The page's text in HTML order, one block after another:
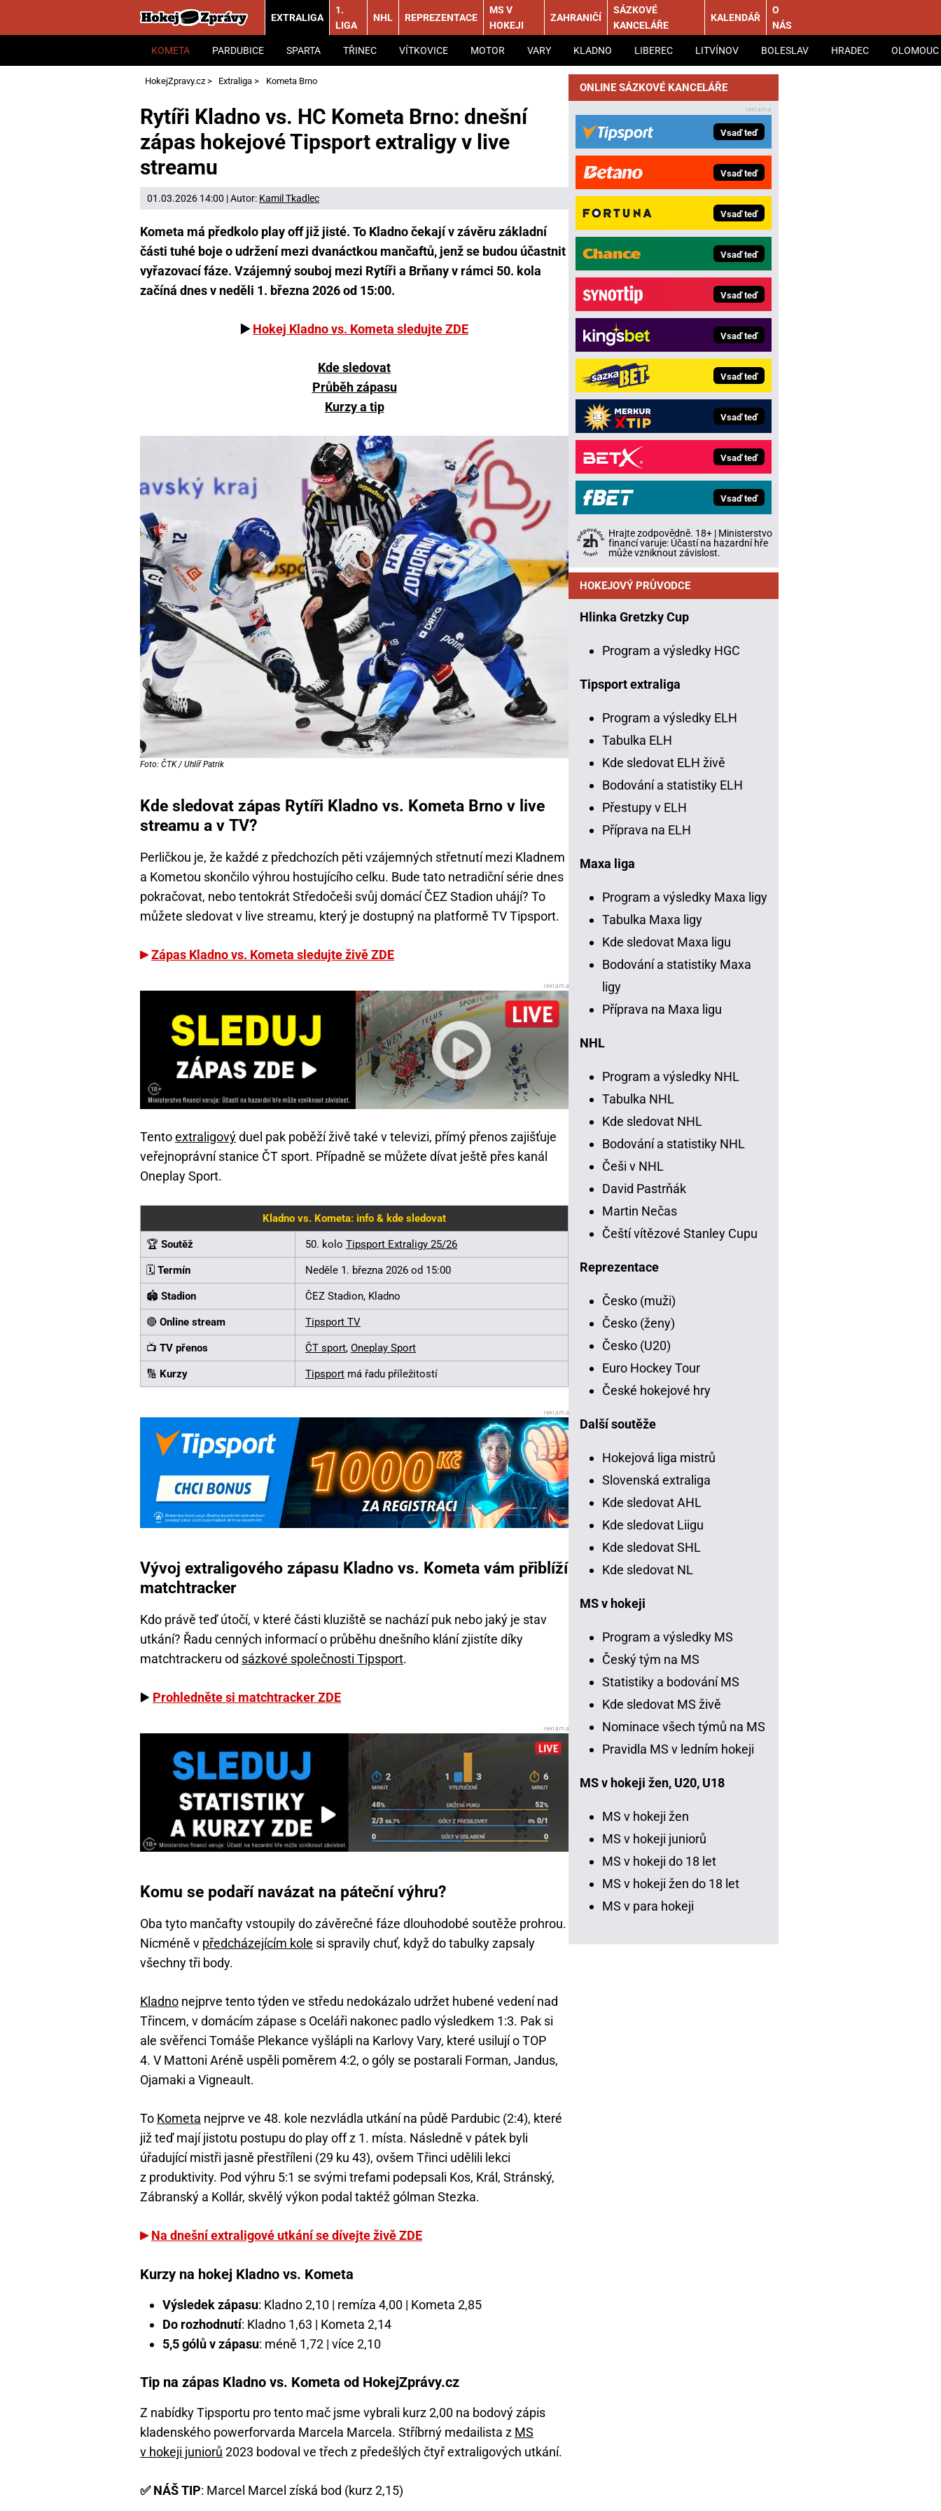
EXTRALIGA
KOMETA PARDUBICE SPARTA TŘINEC VÍTKOVICE MOTOR VARY KLADNO LIBEREC LITVÍNOV BOLESLAV HRADEC OLOMOUC
1.
LIGA
NHL REPREZENTACE
MS V
HOKEJI
ZAHRANIČÍ
SÁZKOVÉ
KANCELÁŘE
KALENDÁŘ
O
NÁS
HokejZpravy.cz > Extraliga > Kometa Brno
Rytíři Kladno vs. HC Kometa Brno: dnešní
zápas hokejové Tipsport extraligy v live
streamu
01.03.2026 14:00 | Autor: Kamil Tkadlec
Kometa má předkolo play off již jisté. To Kladno čekají v závěru základní
části tuhé boje o udržení mezi dvanáctkou mančaftů, jenž se budou účastnit
vyřazovací fáze. Vzájemný souboj mezi Rytíři a Brňany v rámci 50. kola
začíná dnes v neděli 1. března 2026 od 15:00.
▶️Hokej Kladno vs. Kometa sledujte ZDE
Kde sledovat
Průběh zápasu
Kurzy a tip
Foto: ČTK / Uhlíř Patrik
Kde sledovat zápas Rytíři Kladno vs. Kometa Brno v live
streamu a v TV?
Perličkou je, že každé z předchozích pěti vzájemných střetnutí mezi Kladnem
a Kometou skončilo výhrou hostujícího celku. Bude tato netradiční série dnes
pokračovat, nebo tentokrát Středočeši svůj domácí ČEZ Stadion uhájí? To
můžete sledovat v live streamu, který je dostupný na platformě TV Tipsport.
Zápas Kladno vs. Kometa sledujte živě ZDE
Tentoextraligovýduel pak poběží živě také v televizi, přímý přenos zajišťuje
veřejnoprávní stanice ČT sport. Případně se můžete dívat ještě přes kanál
Oneplay Sport.
Kladno vs. Kometa: info & kde sledovat
🏆 Soutěž 50. kolo Tipsport Extraligy 25/26
🗓️ Termín Neděle 1. března 2026 od 15:00
🏟️ Stadion ČEZ Stadion, Kladno
🔴 Online stream Tipsport TV
📺 TV přenos ČT sport, Oneplay Sport
🔢 Kurzy Tipsport má řadu příležitostí
Vývoj extraligového zápasu Kladno vs. Kometa vám přiblíží
matchtracker
Kdo právě teď útočí, v které části kluziště se nachází puk nebo jaký je stav
utkání? Řadu cenných informací o průběhu dnešního klání zjistíte díky
matchtrackeru od sázkové společnosti Tipsport.
▶️ Prohledněte si matchtracker ZDE
Komu se podaří navázat na páteční výhru?
Oba tyto mančafty vstoupily do závěrečné fáze dlouhodobé soutěže prohrou.
Nicméně v předcházejícím kole si spravily chuť, když do tabulky zapsaly
všechny tři body.
Kladno nejprve tento týden ve středu nedokázalo udržet hubené vedení nad
Třincem, v domácím zápase s Oceláři nakonec padlo výsledkem 1:3. Pak si
ale svěřenci Tomáše Plekance vyšlápli na Karlovy Vary, které usilují o TOP
4. V Mattoni Aréně uspěli poměrem 4:2, o góly se postarali Forman, Jandus,
Ojamaki a Vigneault.
To Kometa nejprve ve 48. kole nezvládla utkání na půdě Pardubic (2:4), které
již teď mají jistotu postupu do play off z 1. místa. Následně v pátek byli
úřadující mistři jasně přestříleni (29 ku 43), ovšem Třinci udělili lekci
z produktivity. Pod výhru 5:1 se svými trefami podepsali Kos, Král, Stránský,
Zábranský a Kollár, skvělý výkon podal taktéž gólman Stezka.
Na dnešní extraligové utkání se dívejte živě ZDE
Kurzy na hokej Kladno vs. Kometa
Výsledek zápasu: Kladno 2,10 | remíza 4,00 | Kometa 2,85
Do rozhodnutí: Kladno 1,63 | Kometa 2,14
5,5 gólů v zápasu: méně 1,72 | více 2,10
Tip na zápas Kladno vs. Kometa od HokejZprávy.cz
Z nabídky Tipsportu pro tento mač jsme vybrali kurz 2,00 na bodový zápis
kladenského powerforvarda Marcela Marcela. Stříbrný medailista z MS
v hokeji juniorů 2023 bodoval ve třech z předešlých čtyř extraligových utkání.
✅ NÁŠ TIP: Marcel Marcel získá bod (kurz 2,15)
ONLINE SÁZKOVÉ KANCELÁŘE
Vsaď teď
Vsaď teď
Vsaď teď
Vsaď teď
Vsaď teď
Vsaď teď
Vsaď teď
Vsaď teď
Vsaď teď
Vsaď teď
Hrajte zodpovědně. 18+ | Ministerstvo
financí varuje: Účastí na hazardní hře
může vzniknout závislost.
HOKEJOVÝ PRŮVODCE
Hlinka Gretzky Cup
Program a výsledky HGC
Tipsport extraliga
Program a výsledky ELH
Tabulka ELH
Kde sledovat ELH živě
Bodování a statistiky ELH
Přestupy v ELH
Příprava na ELH
Maxa liga
Program a výsledky Maxa ligy
Tabulka Maxa ligy
Kde sledovat Maxa ligu
Bodování a statistiky Maxa
ligy
Příprava na Maxa ligu
NHL
Program a výsledky NHL
Tabulka NHL
Kde sledovat NHL
Bodování a statistiky NHL
Češi v NHL
David Pastrňák
Martin Nečas
Čeští vítězové Stanley Cupu
Reprezentace
Česko (muži)
Česko (ženy)
Česko (U20)
Euro Hockey Tour
České hokejové hry
Další soutěže
Hokejová liga mistrů
Slovenská extraliga
Kde sledovat AHL
Kde sledovat Liigu
Kde sledovat SHL
Kde sledovat NL
MS v hokeji
Program a výsledky MS
Český tým na MS
Statistiky a bodování MS
Kde sledovat MS živě
Nominace všech týmů na MS
Pravidla MS v ledním hokeji
MS v hokeji žen, U20, U18
MS v hokeji žen
MS v hokeji juniorů
MS v hokeji do 18 let
MS v hokeji žen do 18 let
MS v para hokeji